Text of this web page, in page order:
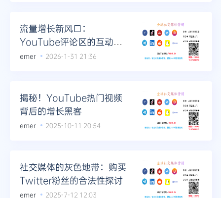
流量增长新风口：
YouTube评论区的互动营
销攻略
emer 2026-1-31 21:36
揭秘！YouTube热门视频
背后的增长黑客
emer 2025-10-11 20:54
社交媒体的灰色地带：购买
Twitter粉丝的合法性探讨
emer 2025-7-12 12:03